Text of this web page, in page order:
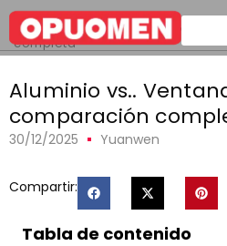
Hogar >
Aluminio vs.. Ventanas de vinilo:
completa
Aluminio vs..
comparación
30/12/2025 Yuanwen
Compartir:
Tabla de contenido